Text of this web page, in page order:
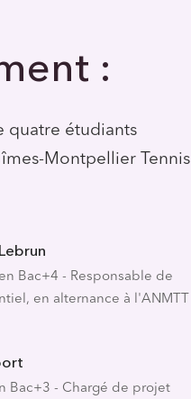
:
quatre étudiants
Montpellier Tennis
Bac+4 - Responsable de
en alternance à l'ANMTT
Bac+3 - Chargé de projet